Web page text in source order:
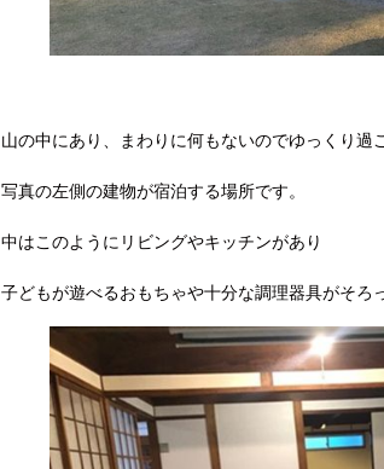
山の中にあり、まわりに何もないのでゆっくり過
写真の左側の建物が宿泊する場所です。
中はこのようにリビングやキッチンがあり
子どもが遊べるおもちゃや十分な調理器具がそろ